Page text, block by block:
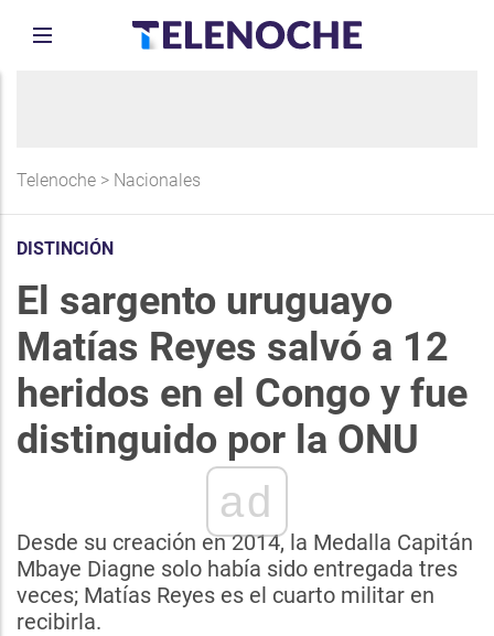
Telenoche > Nacionales
DISTINCIÓN
El sargento uruguayo
Matías Reyes salvó a 12
heridos en el Congo y fue
distinguido por la ONU
ad
Desde su creación en 2014, la Medalla Capitán
Mbaye Diagne solo había sido entregada tres
veces; Matías Reyes es el cuarto militar en
recibirla.